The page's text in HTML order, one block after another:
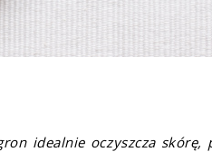
idealnie oczyszcza skórę,